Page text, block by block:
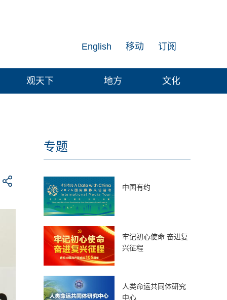
订阅
移动
English
观天下 地方 文化
专题
中国有约
牢记初心使命 奋进复
兴征程
人类命运共同体研究
中心